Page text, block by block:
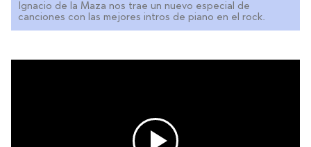
Ignacio de la Maza nos trae un nuevo especial de
canciones con las mejores intros de piano en el rock.